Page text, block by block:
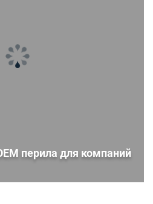
перила для компаний